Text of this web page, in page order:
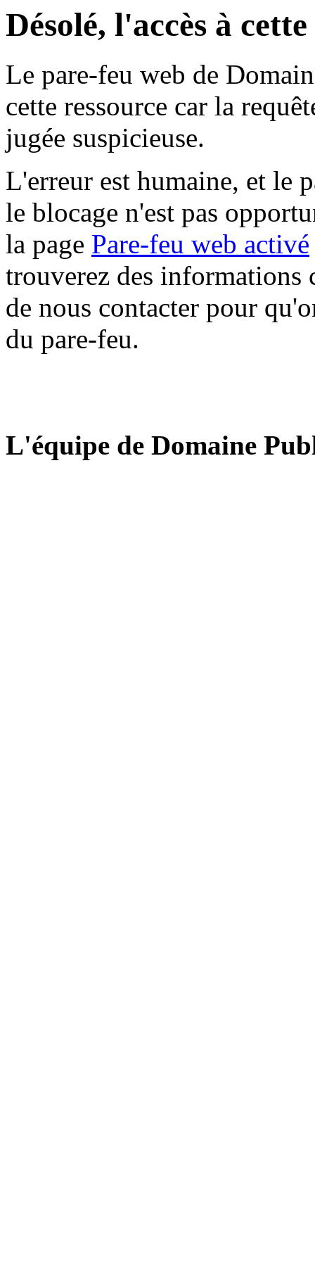
Désolé, l'accès à
Le pare-feu web de
cette ressource car la
jugée suspicieuse.
L'erreur est humaine, et le
le blocage n'est pas
la page Pare-feu web activé
trouverez des informations
de nous contacter pour
du pare-feu.
L'équipe de Domaine